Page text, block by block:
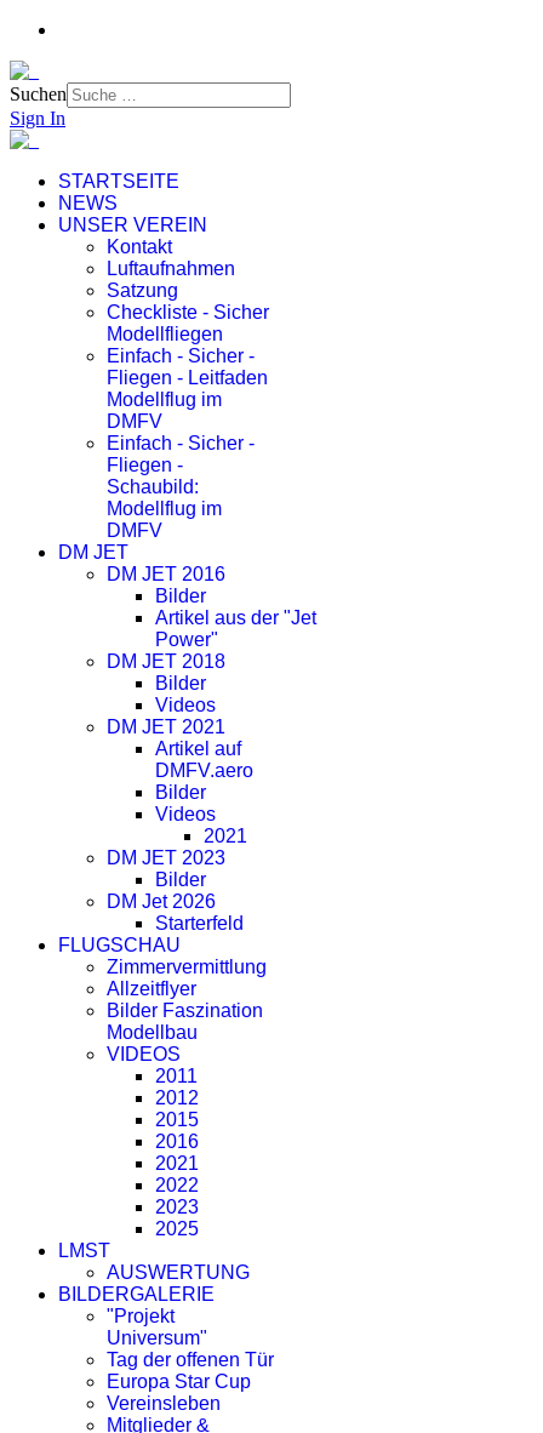
Suchen
Sign In
STARTSEITE
NEWS
UNSER VEREIN
Kontakt
Luftaufnahmen
Satzung
Checkliste - Sicher
Modellfliegen
Einfach - Sicher -
Fliegen - Leitfaden
Modellflug im
DMFV
Einfach - Sicher -
Fliegen -
Schaubild:
Modellflug im
DMFV
DM JET
DM JET 2016
Bilder
Artikel aus der "Jet
Power"
DM JET 2018
Bilder
Videos
DM JET 2021
Artikel auf
DMFV.aero
Bilder
Videos
2021
DM JET 2023
Bilder
DM Jet 2026
Starterfeld
FLUGSCHAU
Zimmervermittlung
Allzeitflyer
Bilder Faszination
Modellbau
VIDEOS
2011
2012
2015
2016
2021
2022
2023
2025
LMST
AUSWERTUNG
BILDERGALERIE
"Projekt
Universum"
Tag der offenen Tür
Europa Star Cup
Vereinsleben
Mitglieder &